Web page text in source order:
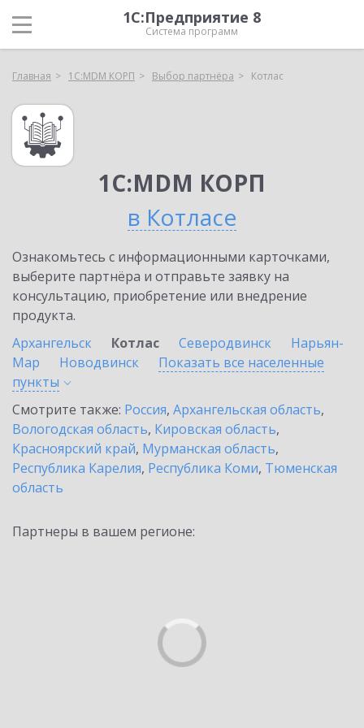
1С:Предприятие 8
Система программ
Главная 1С:MDM КОРП Выбор партнёра Котлас
1С:MDM КОРП
в Котласе
Ознакомьтесь с информационными карточками,
выберите партнёра и отправьте заявку на
консультацию, приобретение или внедрение
продукта.
Архангельск
Котлас Северодвинск
Нарьян-
Мар
Новодвинск
Показать все населенные
пункты
Смотрите также: Россия, Архангельская область,
Вологодская область, Кировская область,
Красноярский край, Мурманская область,
Республика Карелия, Республика Коми, Тюменская
область
Партнеры в вашем регионе: